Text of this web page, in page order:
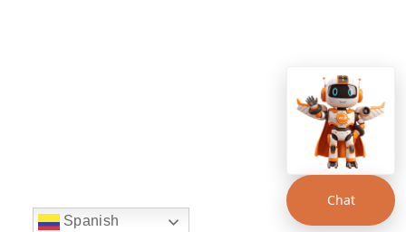
Spanish
Chat